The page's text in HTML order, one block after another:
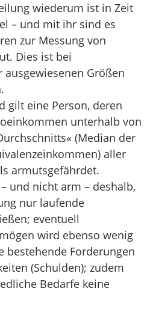
wiederum ist in Zeit
– und mit ihr sind es
zur Messung von
Dies ist bei
Größen
gilt eine Person, deren
unterhalb von
(Median der
aller
armutsgefährdet.
und nicht arm – deshalb,
nur laufende
eventuell
wird ebenso wenig
bestehende Forderungen
(Schulden); zudem
Bedarfe keine